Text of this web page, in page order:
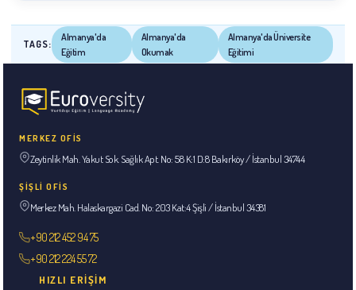
TAGS:
Almanya'da
Eğitim
Almanya'da
Okumak
Almanya'da Üniversite
Eğitimi
MERKEZ OFİS
Zeytinlik Mah. Yakut Sok. Sağlık Apt. No: 58 K:1 D:8 Bakırköy / İstanbul 34744
ŞİŞLİ OFİS
Merkez Mah. Halaskargazi Cad. No: 203 Kat:4 Şişli / İstanbul 34381
+90 212 452 94 75
+90 212 224 55 72
HIZLI ERIŞIM